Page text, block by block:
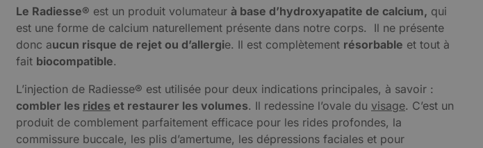
Le Radiesse® est un produit volumateur à base d’hydroxyapatite de calcium, qui
est une forme de calcium naturellement présente dans notre corps. Il ne présente
donc aucun risque de rejet ou d’allergie. Il est complètement résorbable et tout à
fait biocompatible.
L’injection de Radiesse® est utilisée pour deux indications principales, à savoir :
combler les rides et restaurer les volumes. Il redessine l’ovale du visage. C’est un
produit de comblement parfaitement efficace pour les rides profondes, la
commissure buccale, les plis d’amertume, les dépressions faciales et pour